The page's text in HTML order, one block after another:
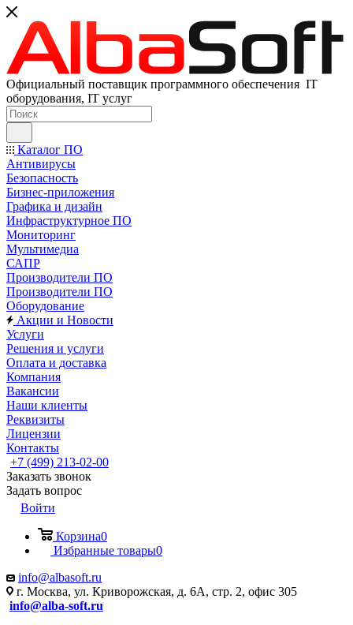
Официальный поставщик программного обеспечения IT
оборудования, IT услуг
Каталог ПО
Антивирусы
Безопасность
Бизнес-приложения
Графика и дизайн
Инфраструктурное ПО
Мониторинг
Мультимедиа
САПР
Производители ПО
Производители ПО
Оборудование
Акции и Новости
Услуги
Решения и услуги
Оплата и доставка
Компания
Вакансии
Наши клиенты
Реквизиты
Лицензии
Контакты
+7 (499) 213-02-00
Заказать звонок
Задать вопрос
Войти
Корзина0
Избранные товары0
info@albasoft.ru
г. Москва, ул. Криворожская, д. 6А, стр. 2, офис 305
info@alba-soft.ru